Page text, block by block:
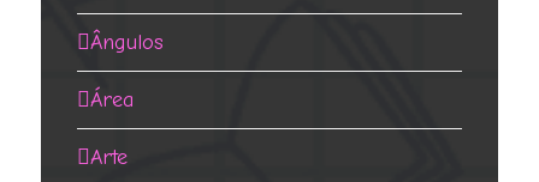
Ângulos
Área
Arte